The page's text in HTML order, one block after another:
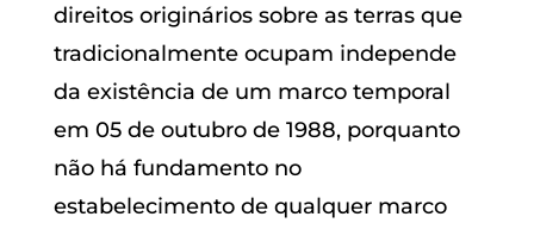
direitos originários sobre as terras que
tradicionalmente ocupam independe
da existência de um marco temporal
em 05 de outubro de 1988, porquanto
não há fundamento no
estabelecimento de qualquer marco